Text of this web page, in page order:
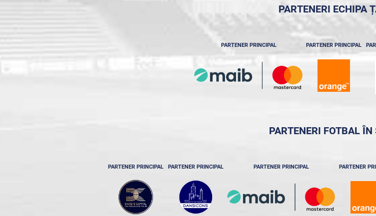
PARTENERI ECHIPA
PARTENER PRINCIPAL PARTENER PRINCIPAL
PARTENERI FOTBAL ÎN
PARTENER PRINCIPAL PARTENER PRINCIPAL PARTENER PRINCIPAL PARTENER